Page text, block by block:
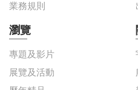
業務規則
瀏覽
專題及影片
展覽及活動